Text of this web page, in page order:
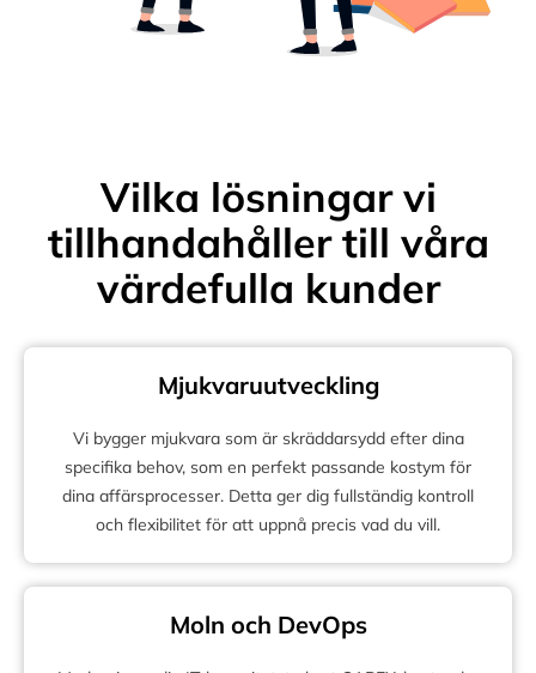
Vilka lösningar vi
tillhandahåller till våra
värdefulla kunder
Mjukvaruutveckling
Vi bygger mjukvara som är skräddarsydd efter dina
specifika behov, som en perfekt passande kostym för
dina affärsprocesser. Detta ger dig fullständig kontroll
och flexibilitet för att uppnå precis vad du vill.
Moln och DevOps